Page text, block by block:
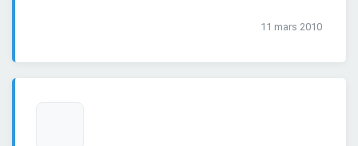
11 mars 2010